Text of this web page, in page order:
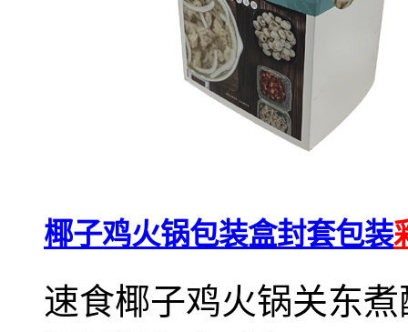
椰子鸡火锅包装盒封套包装
速食椰子鸡火锅关东